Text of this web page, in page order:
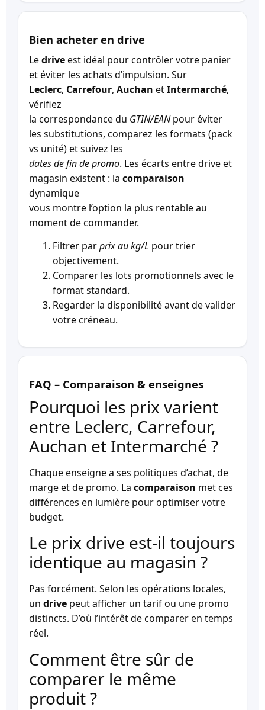
Bien acheter en drive
Ledriveest idéal pour contrôler votre panier
et éviter les achats d’impulsion. Sur
Leclerc, Carrefour, Auchan etIntermarché,
vérifiez
la correspondance du GTIN/EANpour éviter
les substitutions, comparez les formats (pack
vs unité) et suivez les
dates de fin de promo. Les écarts entre drive et
magasin existent : la comparaison
dynamique
vous montre l’option la plus rentable au
moment de commander.
Filtrer parprix au kg/L pour trier
objectivement.
Comparer les lots promotionnels avec le
format standard.
Regarder la disponibilité avant de valider
votre créneau.
FAQ – Comparaison & enseignes
Pourquoi les prix varient
entre Leclerc, Carrefour,
Auchan et Intermarché ?
Chaque enseigne a ses politiques d’achat, de
marge et de promo. La comparaison met ces
différences en lumière pour optimiser votre
budget.
Le prix drive est-il toujours
identique au magasin ?
Pas forcément. Selon les opérations locales,
un drive peut afficher un tarif ou une promo
distincts. D’où l’intérêt de comparer en temps
réel.
Comment être sûr de
comparer le même
produit ?